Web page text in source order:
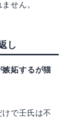
せん。
し
嫉妬するが猫
で壬氏は不